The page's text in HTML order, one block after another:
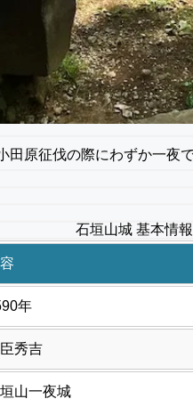
原征伐の際にわずか一
石垣山城 基本情報
年
秀吉
山一夜城